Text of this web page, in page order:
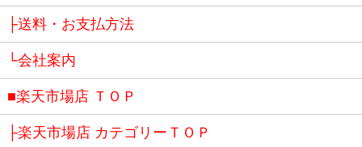
├送料・お支払方法
└会社案内
■楽天市場店 ＴＯＰ
├楽天市場店 カテゴリーＴＯＰ